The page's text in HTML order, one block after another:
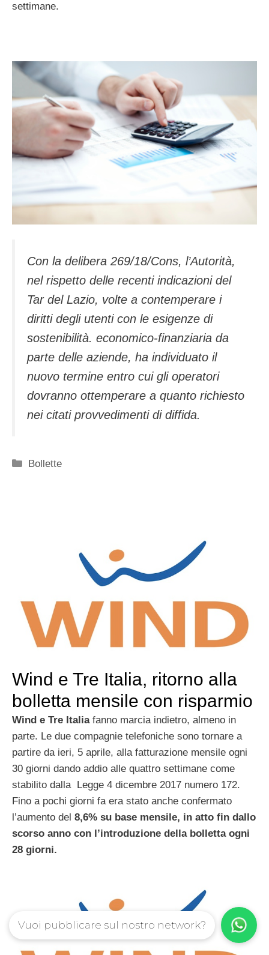
settimane.
Con la delibera 269/18/Cons, l’Autorità,
nel rispetto delle recenti indicazioni del
Tar del Lazio, volte a contemperare i
diritti degli utenti con le esigenze di
sostenibilità. economico-finanziaria da
parte delle aziende, ha individuato il
nuovo termine entro cui gli operatori
dovranno ottemperare a quanto richiesto
nei citati provvedimenti di diffida.
Categorie
Bollette
Wind e Tre Italia, ritorno alla
bolletta mensile con risparmio
Wind e Tre Italiafanno marcia indietro, almeno in
parte. Le due compagnie telefoniche sono tornare a
partire da ieri, 5 aprile, alla fatturazione mensile ogni
30 giorni dando addio alle quattro settimane come
stabilito dalla Legge 4 dicembre 2017 numero 172.
Fino a pochi giorni fa era stato anche confermato
l’aumento del 8,6% su base mensile, in atto fin dallo
scorso anno con l’introduzione della bolletta ogni
28 giorni.
Vuoi pubblicare sul nostro network?